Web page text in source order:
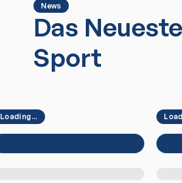
News
Das
Sport
Loading...